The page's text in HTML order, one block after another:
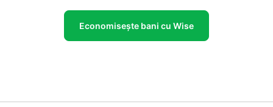
Economisește bani cu Wise